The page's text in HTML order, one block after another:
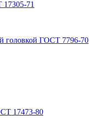
71
головкой ГОСТ 7796-70
17473-80